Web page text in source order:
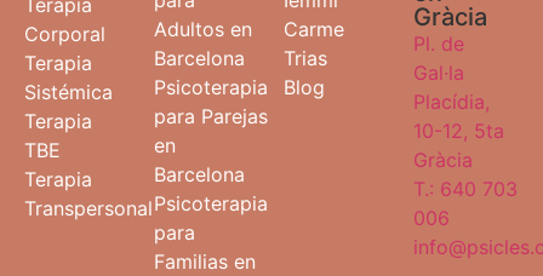
Corporal
Terapia
Sistémica
Terapia
TBE
Terapia
Transpersonal
Adultos en
Barcelona
Psicoterapia
para Parejas
en
Barcelona
Psicoterapia
para
Familias en
Carme
Trias
Blog
Gràcia
Pl. de
Gal·la
Placídia,
10-12, 5ta
Gràcia
T.: 640 703
006